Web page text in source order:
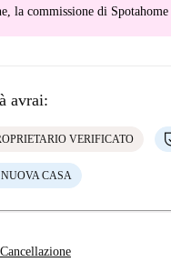
la commissione di Spotahome
avrai:
VERIFICATO
CASA